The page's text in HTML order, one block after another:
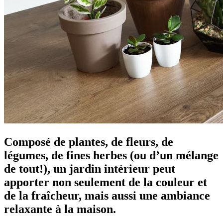
Composé de plantes, de fleurs, de
légumes, de fines herbes (ou d’un mélange
de tout!), un jardin intérieur peut
apporter non seulement de la couleur et
de la fraîcheur, mais aussi une ambiance
relaxante à la maison.